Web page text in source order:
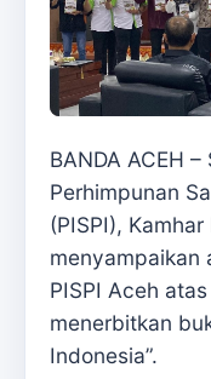
BANDA ACEH
Perhimpunan
(PISPI),
menyampaikan
PISPI Aceh
menerbitkan
Indonesia”.